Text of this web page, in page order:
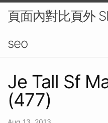
頁面內對比頁外
seo
Je Tall Sf
(477)